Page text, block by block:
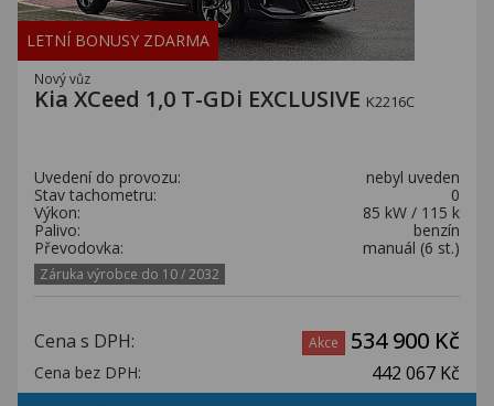
LETNÍ BONUSY ZDARMA
Nový vůz
Kia XCeed 1,0 T-GDi EXCLUSIVE K2216C
Uvedení do provozu:
nebyl uveden
Stav tachometru:
0
Výkon:
85 kW / 115 k
Palivo:
benzín
Převodovka:
manuál (6 st.)
Záruka výrobce do 10 / 2032
Cena s DPH: Akce 534 900 Kč
Cena bez DPH: 442 067 Kč